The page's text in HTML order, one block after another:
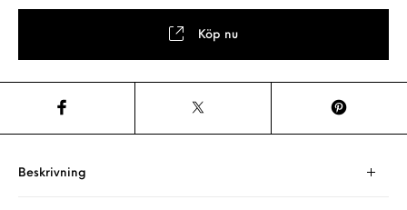
Köp nu
Beskrivning